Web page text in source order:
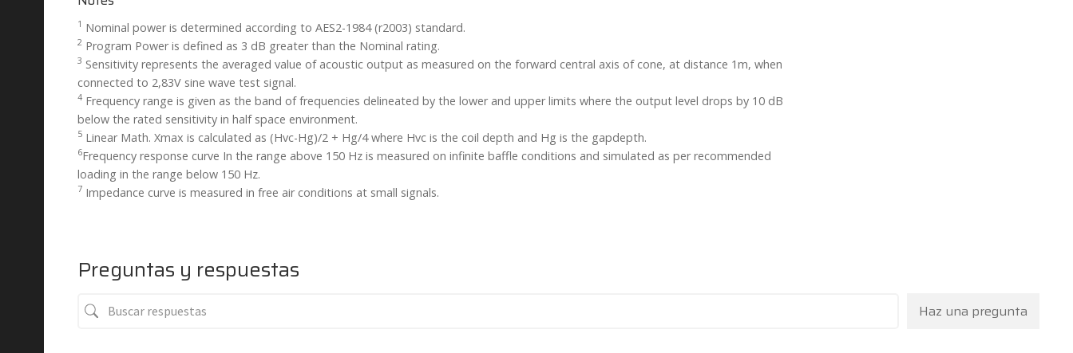
1 Nominal power is determined according to AES2-1984 (r2003) standard.
2Program Power is defined as 3 dB greater than the Nominal rating.
3 Sensitivity represents the averaged value of acoustic output as measured on the forward central axis of cone, at distance 1m, when
connected to 2,83V sine wave test signal.
4Frequency range is given as the band of frequencies delineated by the lower and upper limits where the output level drops by 10 dB
below the rated sensitivity in half space environment.
5Linear Math. Xmax is calculated as (Hvc-Hg)/2 + Hg/4 where Hvc is the coil depth and Hg is the gapdepth.
6Frequency response curve In the range above 150 Hz is measured on infinite baffle conditions and simulated as per recommended
loading in the range below 150 Hz.
7Impedance curve is measured in free air conditions at small signals.
Preguntas y respuestas
Haz una pregunta